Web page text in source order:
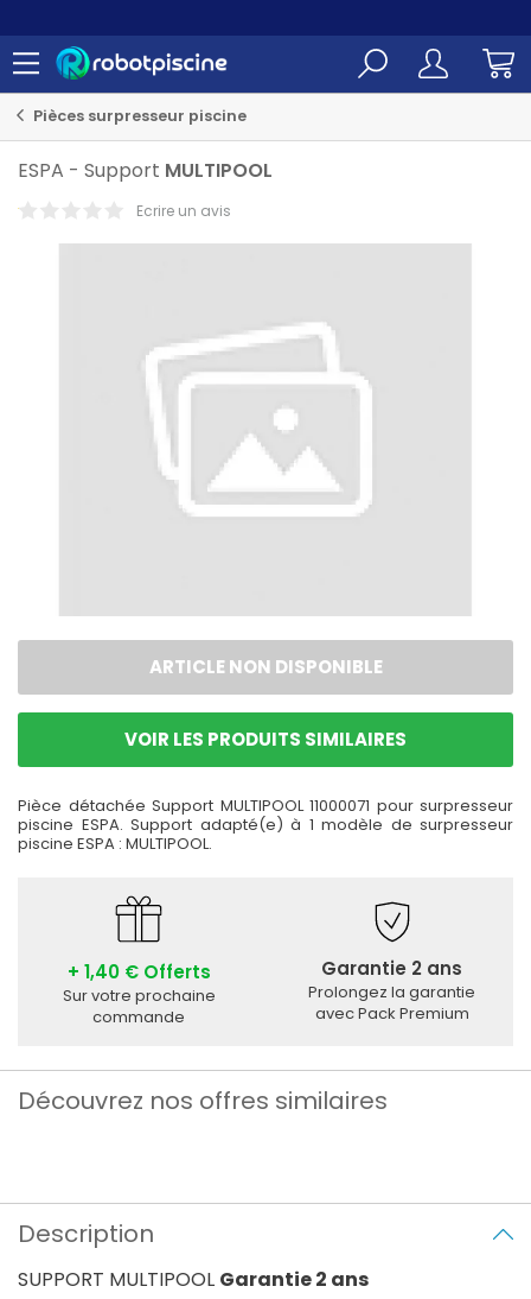
Pièces surpresseur piscine
ESPA - Support MULTIPOOL
Ecrire un avis
ARTICLE NON DISPONIBLE
VOIR LES PRODUITS SIMILAIRES
Pièce détachée Support MULTIPOOL 11000071 pour surpresseur
piscine ESPA. Support adapté(e) à 1 modèle de surpresseur
piscine ESPA : MULTIPOOL.
+ 1,40 € Offerts
Sur votre prochaine
commande
Garantie 2 ans
Prolongez la garantie
avec Pack Premium
Découvrez nos offres similaires
Description
SUPPORT MULTIPOOL Garantie 2 ans